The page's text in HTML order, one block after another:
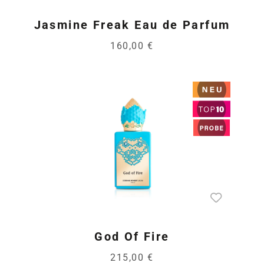
Jasmine Freak Eau de Parfum
160,00 €
God Of Fire
215,00 €